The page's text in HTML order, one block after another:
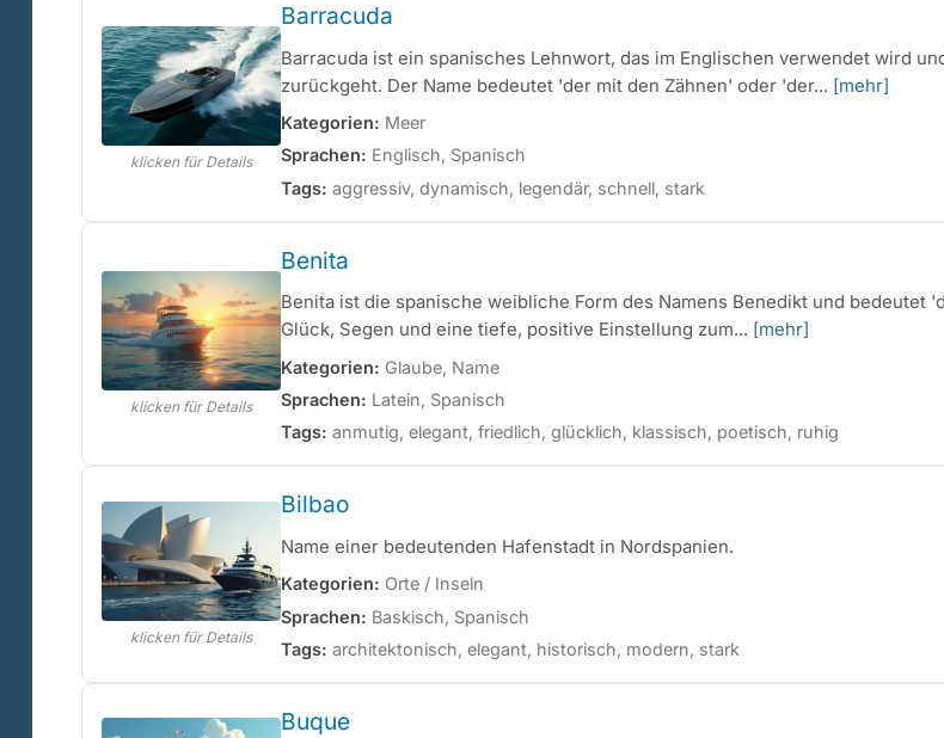
klicken für Details
Barracuda
Barracuda ist ein spanisches Lehnwort, das im Englischen verwendet wird
zurückgeht. Der Name bedeutet 'der mit den Zähnen' oder 'der... [mehr]
Kategorien: Meer
Sprachen: Englisch, Spanisch
Tags: aggressiv, dynamisch, legendär, schnell, stark
klicken für Details
Benita
Benita ist die spanische weibliche Form des Namens Benedikt und bedeutet
Glück, Segen und eine tiefe, positive Einstellung zum... [mehr]
Kategorien: Glaube, Name
Sprachen: Latein, Spanisch
Tags: anmutig, elegant, friedlich, glücklich, klassisch, poetisch, ruhig
klicken für Details
Bilbao
Name einer bedeutenden Hafenstadt in Nordspanien.
Kategorien: Orte / Inseln
Sprachen: Baskisch, Spanisch
Tags: architektonisch, elegant, historisch, modern, stark
Buque